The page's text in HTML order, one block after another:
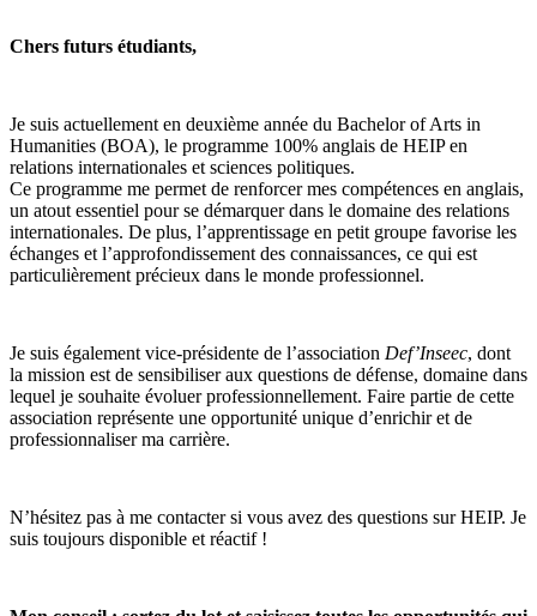
Chers futurs étudiants,
Je suis actuellement en deuxième année du Bachelor of Arts in
Humanities (BOA), le programme 100% anglais de HEIP en
relations internationales et sciences politiques.
Ce programme me permet de renforcer mes compétences en anglais,
un atout essentiel pour se démarquer dans le domaine des relations
internationales. De plus, l’apprentissage en petit groupe favorise les
échanges et l’approfondissement des connaissances, ce qui est
particulièrement précieux dans le monde professionnel.
Je suis également vice-présidente de l’association Def’Inseec, dont
la mission est de sensibiliser aux questions de défense, domaine dans
lequel je souhaite évoluer professionnellement. Faire partie de cette
association représente une opportunité unique d’enrichir et de
professionnaliser ma carrière.
N’hésitez pas à me contacter si vous avez des questions sur HEIP. Je
suis toujours disponible et réactif !